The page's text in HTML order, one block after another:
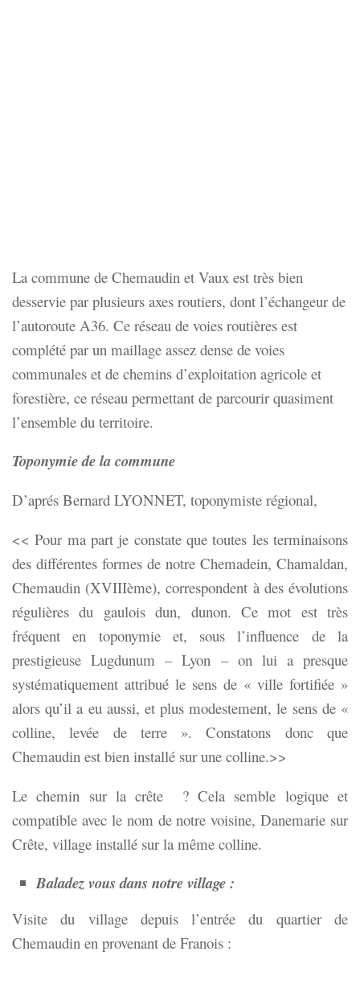
La commune de Chemaudin et Vaux est très bien
desservie par plusieurs axes routiers, dont l’échangeur de
l’autoroute A36. Ce réseau de voies routières est
complété par un maillage assez dense de voies
communales et de chemins d’exploitation agricole et
forestière, ce réseau permettant de parcourir quasiment
l’ensemble du territoire.
Toponymie de la commune
D’aprés Bernard LYONNET, toponymiste régional,
<< Pour ma part je constate que toutes les terminaisons
des différentes formes de notre Chemadein, Chamaldan,
Chemaudin (XVIIIème), correspondent à des évolutions
régulières du gaulois dun, dunon. Ce mot est très
fréquent en toponymie et, sous l’influence de la
prestigieuse Lugdunum – Lyon – on lui a presque
systématiquement attribué le sens de « ville fortifiée »
alors qu’il a eu aussi, et plus modestement, le sens de «
colline, levée de terre ». Constatons donc que
Chemaudin est bien installé sur une colline.>>
Le chemin sur la crête ? Cela semble logique et
compatible avec le nom de notre voisine, Danemarie sur
Crête, village installé sur la même colline.
Baladez vous dans notre village :
Visite du village depuis l’entrée du quartier de
Chemaudin en provenant de Franois :